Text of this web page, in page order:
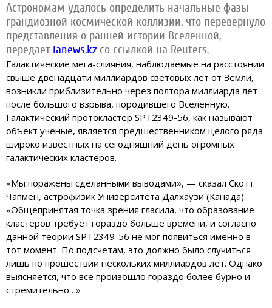
Астрономам удалось определить начальные фазы
грандиозной космической коллизии, что перевернуло
представления о ранней истории Вселенной,
передаетianews.kz со ссылкой на Reuters.
Галактические мега-слияния, наблюдаемые на расстоянии
свыше двенадцати миллиардов световых лет от Земли,
возникли приблизительно через полтора миллиарда лет
после большого взрыва, породившего Вселенную.
Галактический протокластер SPT2349-56, как называют
объект ученые, является предшественником целого ряда
широко известных на сегодняшний день огромных
галактических кластеров.
«Мы поражены сделанными выводами», — сказал Скотт
Чапмен, астрофизик Университета Далхаузи (Канада).
«Общепринятая точка зрения гласила, что образование
кластеров требует гораздо больше времени, и согласно
данной теории SPT2349-56 не мог появиться именно в
тот момент. По подсчетам, это должно было случиться
лишь по прошествии нескольких миллиардов лет. Однако
выясняется, что все произошло гораздо более бурно и
стремительно…»